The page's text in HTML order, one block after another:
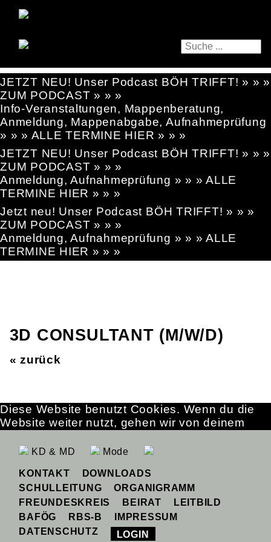
JETZT NEU! Unser Podcast BÖH TRIFFT! » » »
ZUM PODCAST » » »
Info-Veranstaltungen, Mappenberatung,
Anmeldung, Mappenabgabe, Aufnahmeprüfung
» » » ALLE TERMINE HIER » » »
JETZT NEU! Unser Podcast BÖH TRIFFT! » » »
ZUM PODCAST » » »
Anmeldung, Aufnahmeprüfung » » » ALLE
TERMINE HIER » » »
Jetzt neu! Unser Podcast BÖH TRIFFT! » » »
ZUM PODCAST » » »
Anmeldung, Aufnahmeprüfung » » » ALLE
TERMINE HIER » » »
3D CONSULTANT (M/W/D)
« zurück
KD & MD Mode
KONTAKT
DOWNLOADS
SCHULLEITUNG
ORGANIGRAMM
FREUNDESKREIS
BEIRAT
LEITBILD
BAFÖG
RBS-B
IMPRESSUM
DATENSCHUTZ
LOGIN
Diese Website benutzt Cookies. Wenn du die
Website weiter nutzt, gehen wir von deinem